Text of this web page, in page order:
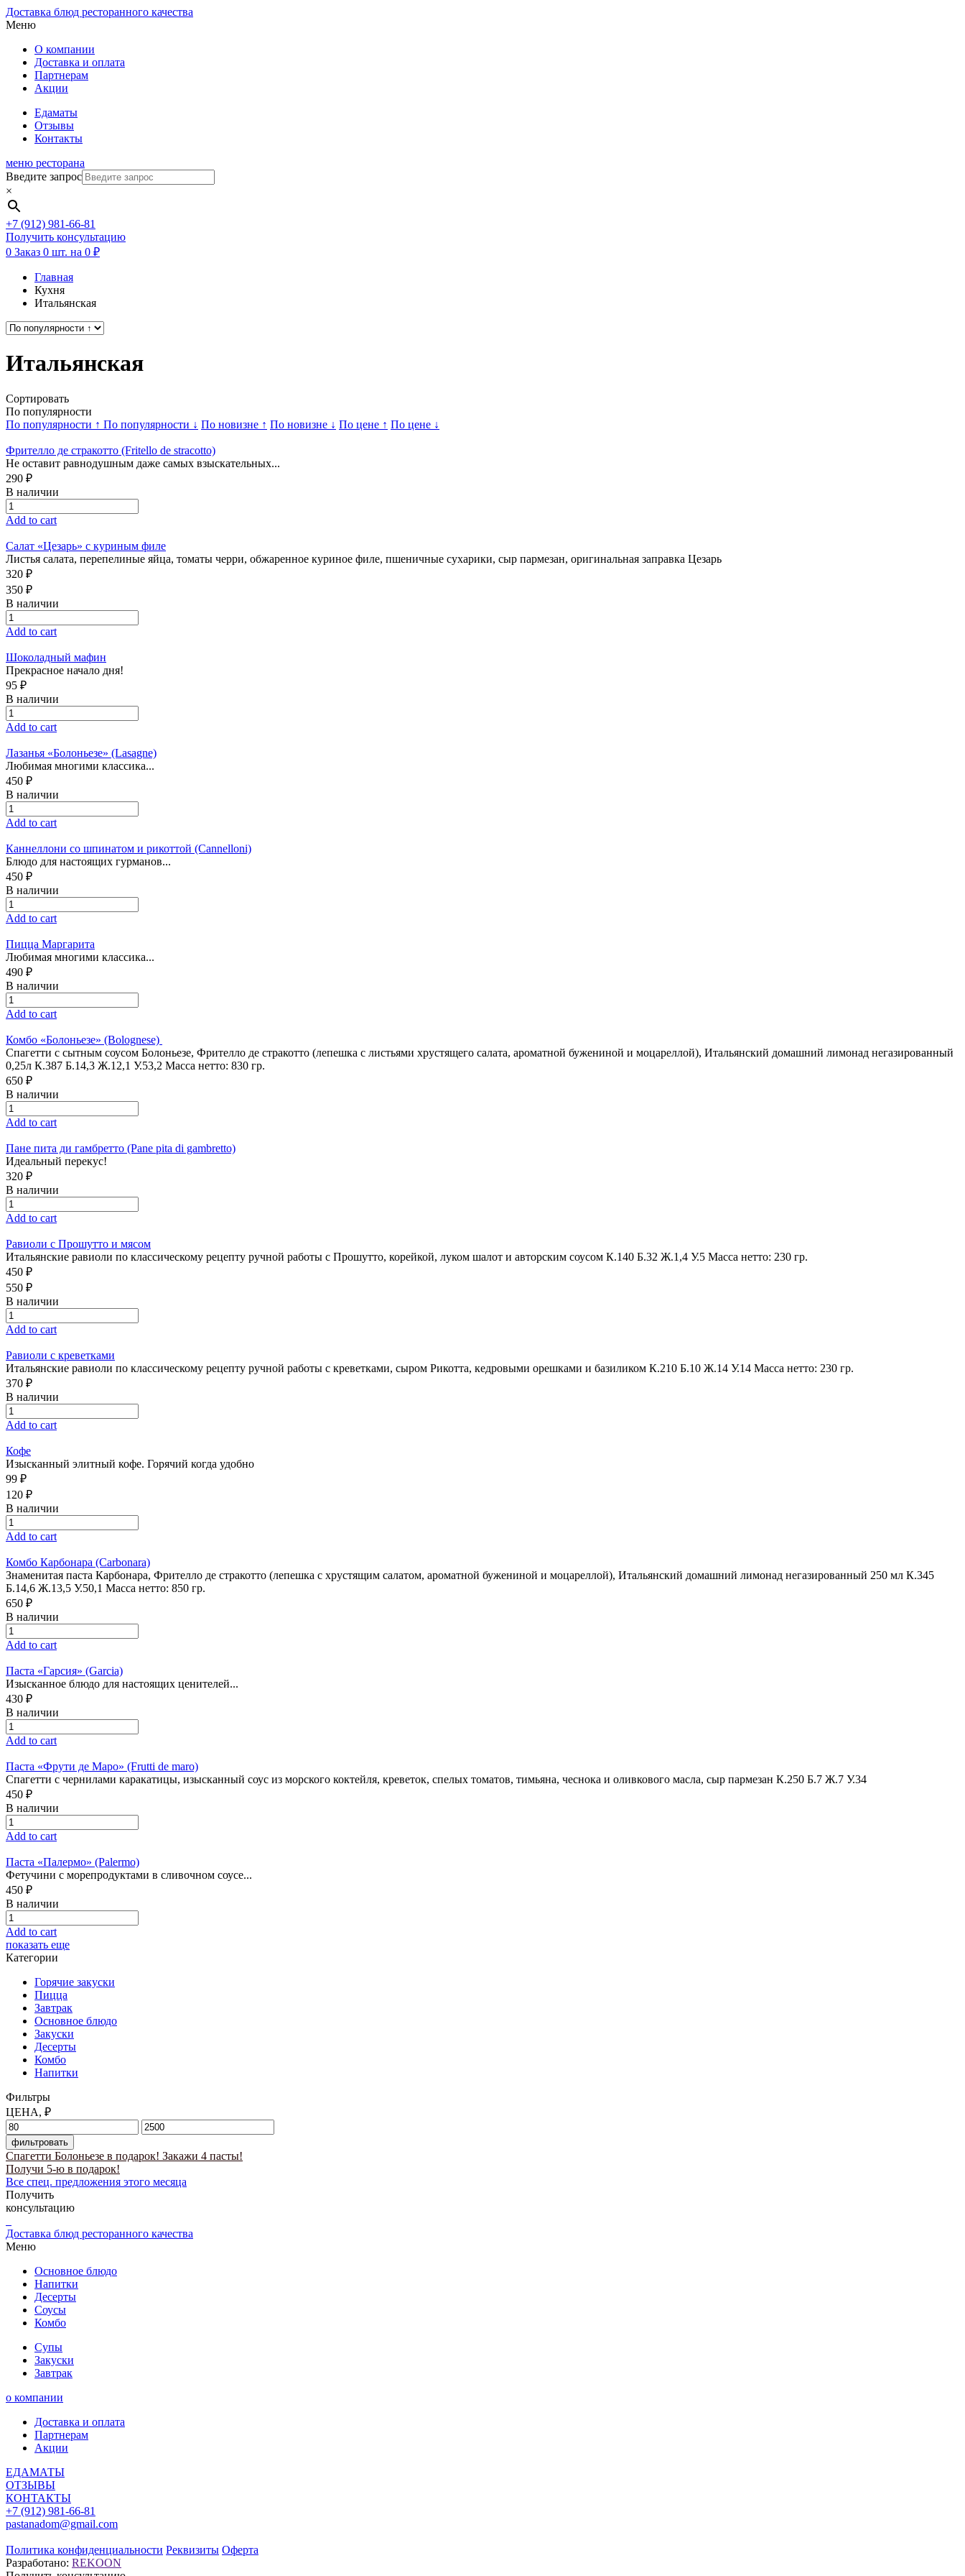
Доставка блюд ресторанного качества
Меню
О компании
Доставка и оплата
Партнерам
Акции
Едаматы
Отзывы
Контакты
меню ресторана
Введите запрос
×
+7 (912) 981-66-81
Получить консультацию
0 Заказ 0 шт. на 0 ₽
Главная
Кухня
Итальянская
Итальянская
Сортировать
По популярности
По популярности ↑ По популярности ↓ По новизне ↑ По новизне ↓ По цене ↑ По цене ↓
Фрителло де стракотто (Fritello de stracotto)
Не оставит равнодушным даже самых взыскательных...
290 ₽
В наличии
Add to cart
Салат «Цезарь» с куриным филе
Листья салата, перепелиные яйца, томаты черри, обжаренное куриное филе, пшеничные сухарики, сыр пармезан, оригинальная заправка Цезарь
320 ₽
350 ₽
В наличии
Add to cart
Шоколадный мафин
Прекрасное начало дня!
95 ₽
В наличии
Add to cart
Лазанья «Болоньезе» (Lasagne)
Любимая многими классика...
450 ₽
В наличии
Add to cart
Каннеллони со шпинатом и рикоттой (Cannelloni)
Блюдо для настоящих гурманов...
450 ₽
В наличии
Add to cart
Пицца Маргарита
Любимая многими классика...
490 ₽
В наличии
Add to cart
Комбо «Болоньезе» (Bolognese)
Спагетти с сытным соусом Болоньезе, Фрителло де стракотто (лепешка с листьями хрустящего салата, ароматной бужениной и моцареллой), Итальянский домашний лимонад негазированный
0,25л К.387 Б.14,3 Ж.12,1 У.53,2 Масса нетто: 830 гр.
650 ₽
В наличии
Add to cart
Пане пита ди гамбретто (Pane pita di gambretto)
Идеальный перекус!
320 ₽
В наличии
Add to cart
Равиоли с Прошутто и мясом
Итальянские равиоли по классическому рецепту ручной работы с Прошутто, корейкой, луком шалот и авторским соусом К.140 Б.32 Ж.1,4 У.5 Масса нетто: 230 гр.
450 ₽
550 ₽
В наличии
Add to cart
Равиоли с креветками
Итальянские равиоли по классическому рецепту ручной работы с креветками, сыром Рикотта, кедровыми орешками и базиликом К.210 Б.10 Ж.14 У.14 Масса нетто: 230 гр.
370 ₽
В наличии
Add to cart
Кофе
Изысканный элитный кофе. Горячий когда удобно
99 ₽
120 ₽
В наличии
Add to cart
Комбо Карбонара (Carbonara)
Знаменитая паста Карбонара, Фрителло де стракотто (лепешка с хрустящим салатом, ароматной бужениной и моцареллой), Итальянский домашний лимонад негазированный 250 мл К.345
Б.14,6 Ж.13,5 У.50,1 Масса нетто: 850 гр.
650 ₽
В наличии
Add to cart
Паста «Гарсия» (Garcia)
Изысканное блюдо для настоящих ценителей...
430 ₽
В наличии
Add to cart
Паста «Фрути де Маро» (Frutti de maro)
Спагетти с чернилами каракатицы, изысканный соус из морского коктейля, креветок, спелых томатов, тимьяна, чеснока и оливкового масла, сыр пармезан К.250 Б.7 Ж.7 У.34
450 ₽
В наличии
Add to cart
Паста «Палермо» (Palermo)
Фетучини с морепродуктами в сливочном соусе...
450 ₽
В наличии
Add to cart
показать еще
Категории
Горячие закуски
Пицца
Завтрак
Основное блюдо
Закуски
Десерты
Комбо
Напитки
Фильтры
ЦЕНА, ₽
фильтровать
Спагетти Болоньезе в подарок! Закажи 4 пасты!
Получи 5-ю в подарок!
Все спец. предложения этого месяца
Получить
консультацию
Доставка блюд ресторанного качества
Меню
Основное блюдо
Напитки
Десерты
Соусы
Комбо
Супы
Закуски
Завтрак
о компании
Доставка и оплата
Партнерам
Акции
ЕДАМАТЫ
ОТЗЫВЫ
КОНТАКТЫ
+7 (912) 981-66-81
pastanadom@gmail.com
Политика конфиденциальности Реквизиты Оферта
Разработано: REKOON